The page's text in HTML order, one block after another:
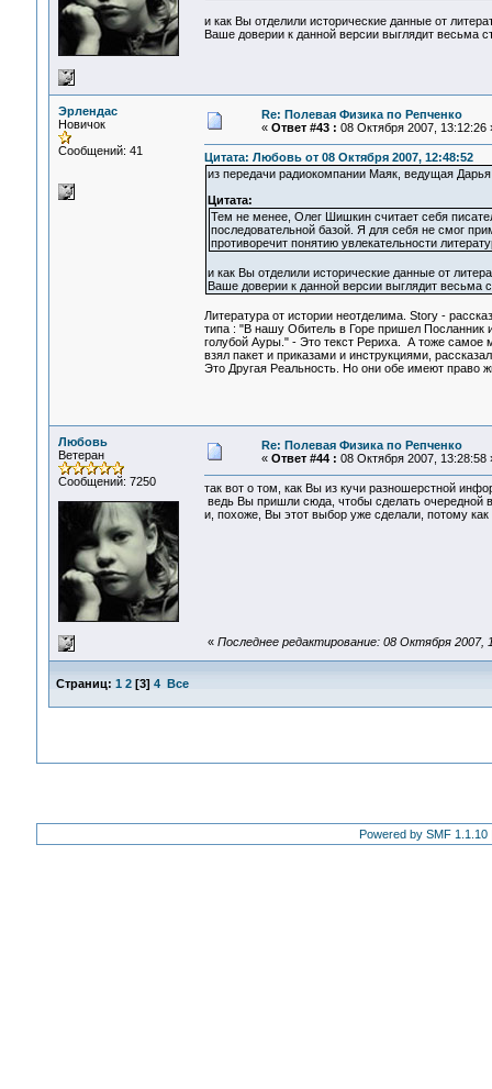
и как Вы отделили исторические данные от
Ваше доверии к данной версии выглядит весьма
Эрлендас
Новичок
Сообщений: 41
Re: Полевая Физика по Репченко
« Ответ #43 : 08 Октября 2007, 13:12:26
Цитата: Любовь от 08 Октября 2007, 12:48:52
из передачи радиокомпании Маяк, ведущая
Цитата:
Тем не менее, Олег Шишкин считает себя
последовательной базой. Я для себя не смог
противоречит понятию увлекательности
и как Вы отделили исторические данные от
Ваше доверии к данной версии выглядит
Литература от истории неотделима. Story -
типа : "В нашу Обитель в Горе пришел Посланник
голубой Ауры." - Это текст Рериха. А тоже самое
взял пакет и приказами и инструкциями,
Это Другая Реальность. Но они обе имеют право
Любовь
Ветеран
Сообщений: 7250
Re: Полевая Физика по Репченко
« Ответ #44 : 08 Октября 2007, 13:28:58
так вот о том, как Вы из кучи разношерстной
ведь Вы пришли сюда, чтобы сделать очередной
и, похоже, Вы этот выбор уже сделали, потому
« Последнее редактирование: 08 Октября 2007,
Страниц: 1 2[3] 4 Все
Powered by SMF 1.1.10